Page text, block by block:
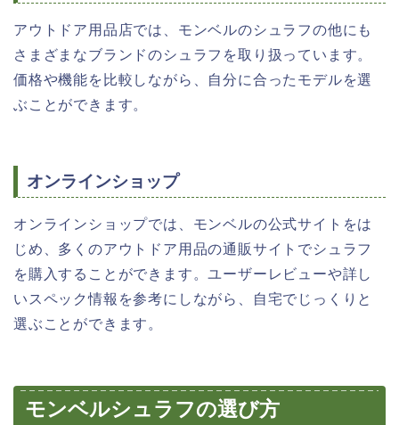
アウトドア用品店では、モンベルのシュラフの他にも
さまざまなブランドのシュラフを取り扱っています。
価格や機能を比較しながら、自分に合ったモデルを選
ぶことができます。
オンラインショップ
オンラインショップでは、モンベルの公式サイトをは
じめ、多くのアウトドア用品の通販サイトでシュラフ
を購入することができます。ユーザーレビューや詳し
いスペック情報を参考にしながら、自宅でじっくりと
選ぶことができます。
モンベルシュラフの選び方